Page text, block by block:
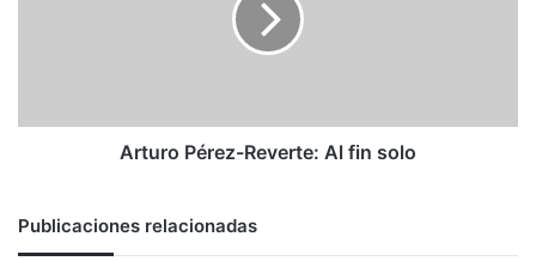
Arturo Pérez-Reverte: Al fin solo
Publicaciones relacionadas